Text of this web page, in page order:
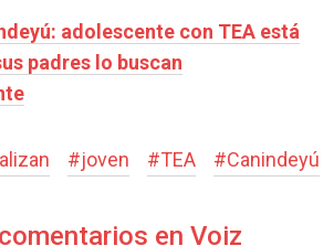
adolescente con TEA está
padres lo buscan
#joven #TEA #Canindeyú
en Voiz